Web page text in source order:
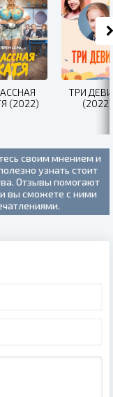
(2022)
ТРИ
(2022)
своим мнением и
узнать стоит
Отзывы помогают
вы сможете с ними